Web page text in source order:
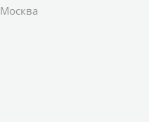
Москва